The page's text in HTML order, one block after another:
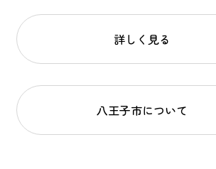
詳しく見る
八王子市について